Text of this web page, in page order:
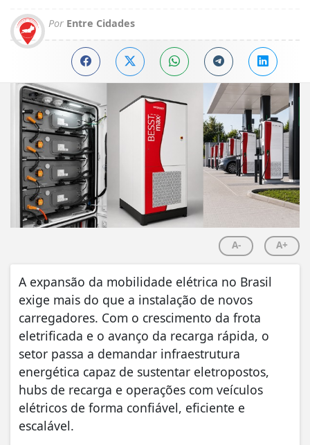
Por Entre Cidades
A- A+
A expansão da mobilidade elétrica no Brasil
exige mais do que a instalação de novos
carregadores. Com o crescimento da frota
eletrificada e o avanço da recarga rápida, o
setor passa a demandar infraestrutura
energética capaz de sustentar eletropostos,
hubs de recarga e operações com veículos
elétricos de forma confiável, eficiente e
escalável.